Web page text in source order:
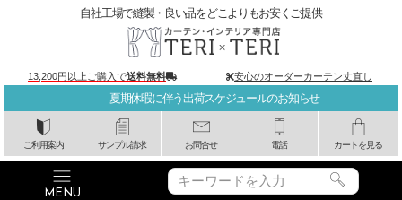
夏期休暇に伴う出荷スケジュールのお知らせ
ご利用案内 サンプル請求 お問合せ 電話 カートを見る
自社工場で縫製・良い品をどこよりもお安くご提供
13,200円以上ご購入で送料無料 安心のオーダーカーテン丈直し